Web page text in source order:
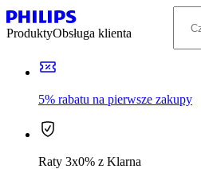
ProduktyObsługa klienta
5% rabatu na pierwsze zakupy
Raty 3x0% z Klarna